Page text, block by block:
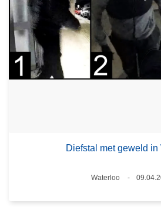
Diefstal met geweld in
Plaats
Waterloo